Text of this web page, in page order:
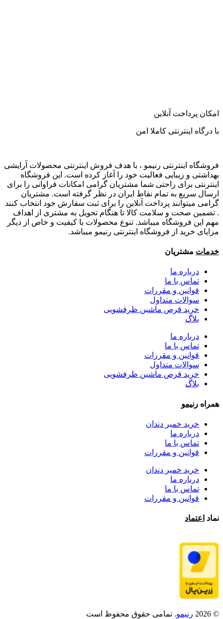
امکان پرداخت آنلاین
با درگاه اینترنتی کاملا امن
فروشگاه اینترنتی رنیمو ، با هدف فروش اینترنتی محصولات آرایشی
بهداشتی و زیبایی فعالیت خود را آغاز کرده است. این فروشگاه
اینترنتی برای راحتی شما مشتریان گرامی امکانات فراوانی را برای
ارسال سریع به تمام نقاط ایران در نظر گرفته است. مشتریان
گرامی میتوانند پرداخت آنلاین را برای ثبت سفارش خود انتخاب کنند
. تضمین صحت و سلامت کالا تا هنگام تحویل به مشتری از اهداف
مهم این فروشگاه میباشد. تنوع محصولات با کیفیت و خاص از دیگر
مزایای خرید از فروشگاه اینترنتی رنیمو میباشد.
خدمات مشتریان
درباره ما
تماس با ما
قوانین و مقررات
سوالات متداول
خرید قرص ماشین ظرفشویی
بلاگ
درباره ما
تماس با ما
قوانین و مقررات
سوالات متداول
خرید قرص ماشین ظرفشویی
بلاگ
همراه رنیمو
خرید خمیر دندان
درباره ما
تماس با ما
قوانین و مقررات
خرید خمیر دندان
درباره ما
تماس با ما
قوانین و مقررات
نماد اعتماد
© 2026 رنیمو. تمامی حقوق محفوظ است